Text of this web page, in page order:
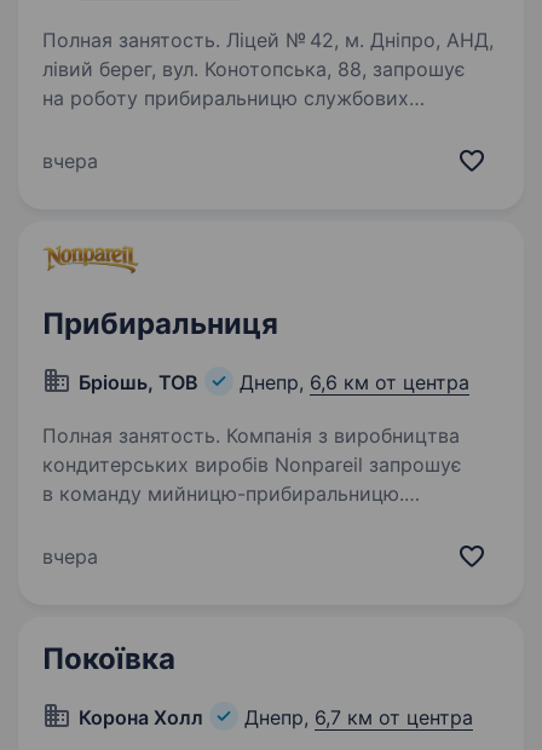
Полная занятость. Ліцей № 42, м. Дніпро, АНД,
лівий берег, вул. Конотопська, 88, запрошує
на роботу прибиральницю службових
результативності та якості своєї праці. Умови
вчера
Прибиральниця
Бріошь, ТОВ Днепр, 6,6 км от центра
Полная занятость. Компанія з виробництва
кондитерських виробів Nonpareil запрошує
в команду мийницю-прибиральницю.
графік роботи: 2/2, з 07:00 до 19:00; дружній
вчера
Покоївка
Корона Холл Днепр, 6,7 км от центра